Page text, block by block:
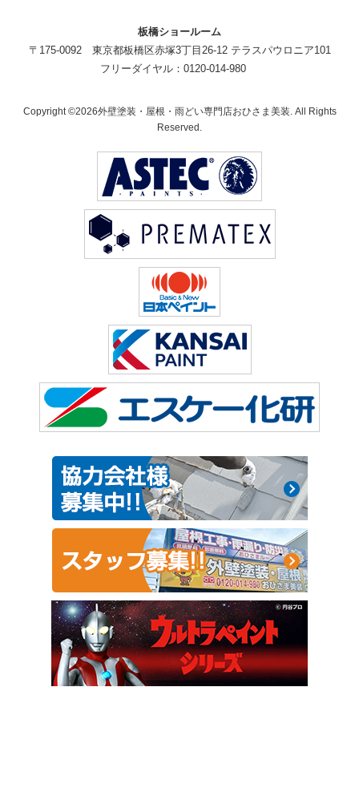
板橋ショールーム
〒175-0092 東京都板橋区赤塚3丁目26-12 テラスパウロニア101
フリーダイヤル：0120-014-980
Copyright ©2026外壁塗装・屋根・雨どい専門店おひさま美装. All Rights
Reserved.